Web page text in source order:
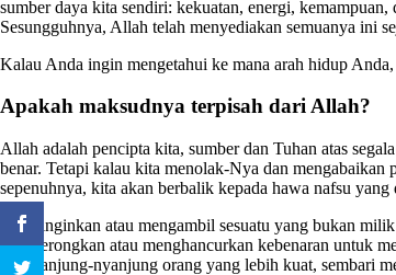
sumber daya kita sendiri: kekuatan, energi,
Sesungguhnya, Allah telah menyediakan semuanya ini
Kalau Anda ingin mengetahui ke mana arah hidup
Apakah maksudnya terpisah dari Allah?
Allah adalah pencipta kita, sumber dan Tuhan atas
benar. Tetapi kalau kita menolak-Nya dan
sepenuhnya, kita akan berbalik kepada hawa nafsu yang
Menginginkan atau mengambil sesuatu yang bukan
Menyerongkan atau menghancurkan kebenaran untuk
Menyanjung-nyanjung orang yang lebih kuat, sembari